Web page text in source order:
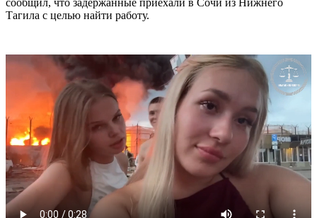
Тагила с целью найти работу.